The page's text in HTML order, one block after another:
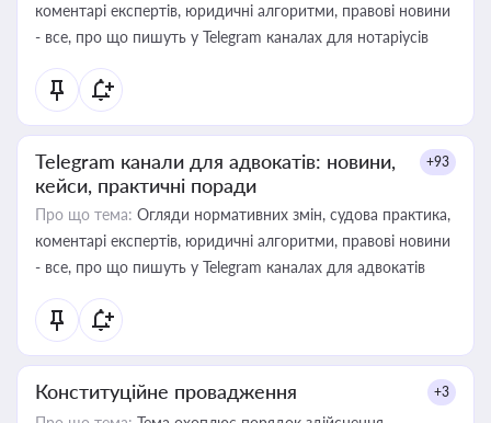
коментарі експертів, юридичні алгоритми, правові новини
- все, про що пишуть у Telegram каналах для нотаріусів
Telegram канали для адвокатів: новини,
кейси, практичні поради
+93
Про що тема: Огляди нормативних змін, судова практика,
коментарі експертів, юридичні алгоритми, правові новини
- все, про що пишуть у Telegram каналах для адвокатів
Конституційне провадження +3